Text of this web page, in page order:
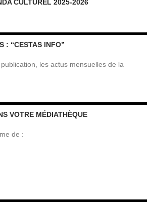
CULTUREL 2025-2026
: “CESTAS INFO”
les actus mensuelles de la
VOTRE MÉDIATHÈQUE
de :